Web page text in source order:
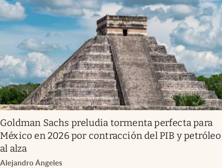
Tv
Clima
Espiritualidad
Mediakit
abre en nueva pestaña
México
Goldman Sachs preludia tormenta perfecta para
México en 2026 por contracción del PIB y petróleo
al alza
Alejandro Ángeles